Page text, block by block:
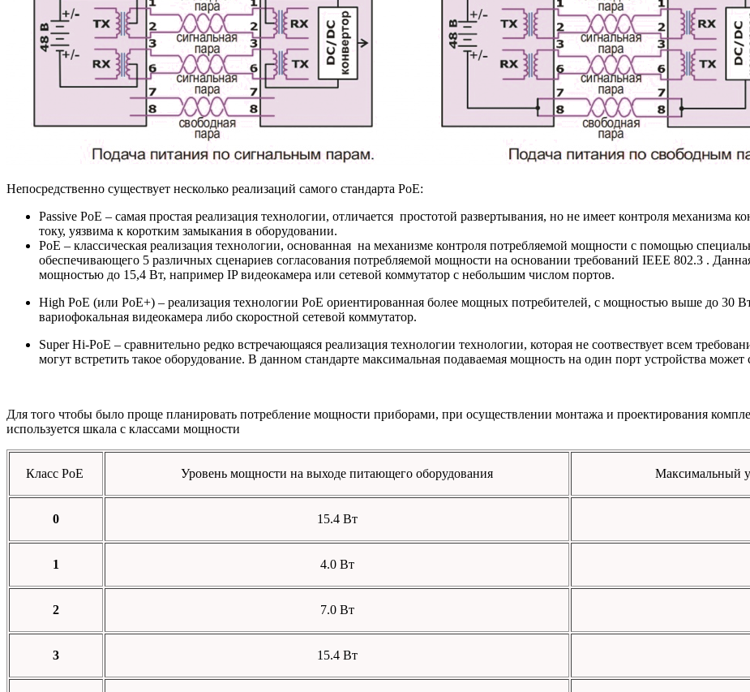
Непосредственно существует несколько реализаций самого стандарта PoE:
Passive PoE – самая простая реализация технологии, отличается простотой развертывания, но не имеет контроля
току, уязвима к коротким замыкания в оборудовании.
PoE – классическая реализация технологии, основанная на механизме контроля потребляемой мощности с помощью
обеспечивающего 5 различных сценариев согласования потребляемой мощности на основании требований IEEE 802.3 .
мощностью до 15,4 Вт, например IP видеокамера или сетевой коммутатор с небольшим числом портов.
High PoE (или PoE+) – реализация технологии PoE ориентированная более мощных потребителей, с мощностью выше до 30
вариофокальная видеокамера либо скоростной сетевой коммутатор.
Super Hi-PoE – сравнительно редко встречающаяся реализация технологии технологии, которая не соотвествует всем
могут встретить такое оборудование. В данном стандарте максимальная подаваемая мощность на один порт устройства может
Для того чтобы было проще планировать потребление мощности приборами, при осуществлении монтажа и проектирования
используется шкала с классами мощности
Класс PoE Уровень мощности на выходе питающего оборудования Максимальный
0 15.4 Вт
1 4.0 Вт
2 7.0 Вт
3 15.4 Вт